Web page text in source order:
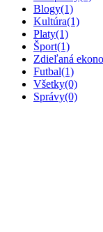
Blogy(1)
Kultúra(1)
Platy(1)
Šport(1)
Zdieľaná
Futbal(1)
Všetky(0)
Správy(0)